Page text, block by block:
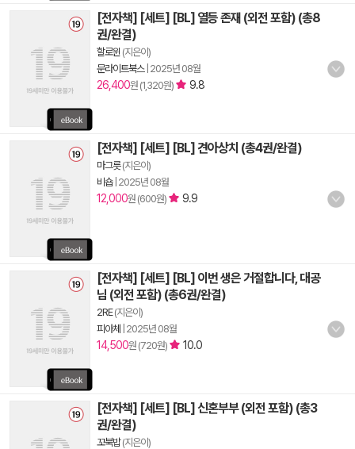
[전자책] [세트] [BL] 열등 존재 (외전 포함) (총8
권/완결)
할로윈 (지은이)
문라이트북스| 2025년 08월
26,400원 (1,320원) 9.8
[전자책] [세트] [BL] 견아상치 (총4권/완결)
마그릇(지은이)
비숍| 2025년 08월
12,000원 (600원) 9.9
[전자책] [세트] [BL] 이번 생은 거절합니다, 대공
님 (외전 포함) (총6권/완결)
2RE(지은이)
피아체
2025년 08월
14,500원 (720원) 10.0
[전자책] [세트] [BL] 신혼부부 (외전 포함) (총3
권/완결)
꼬북밥(지은이)